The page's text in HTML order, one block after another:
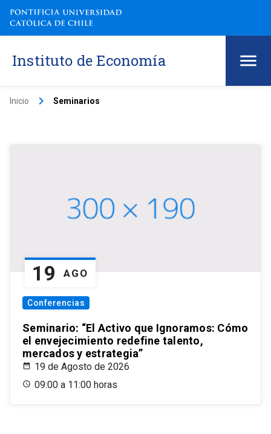
Instituto de Economía
Inicio keyboard_arrow_right Seminarios
19 AGO
Conferencias
Seminario: “El Activo que Ignoramos: Cómo
el envejecimiento redefine talento,
mercados y estrategia”
19 de Agosto de 2026
09:00 a 11:00 horas